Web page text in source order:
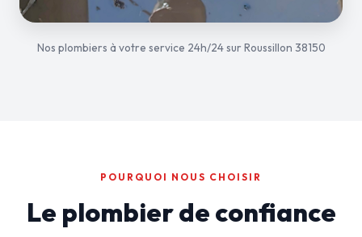
Nos plombiers à votre service 24h/24 sur Roussillon 38150
POURQUOI NOUS CHOISIR
Le plombier de confiance